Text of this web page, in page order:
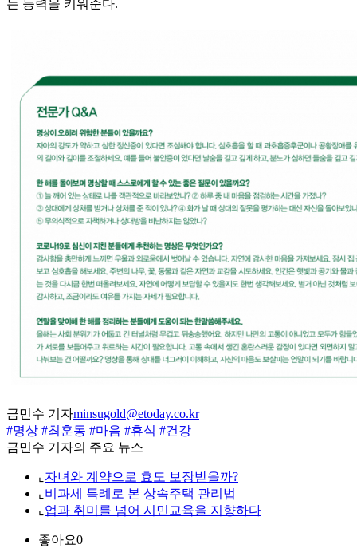
는 능력을 키워준다.
금민수 기자minsugold@etoday.co.kr
#명상 #최훈동 #마음 #휴식 #건강
금민수 기자의 주요 뉴스
⌞ 자녀와 계약으로 효도 보장받을까?
⌞ 비과세 특례로 본 상속주택 관리법
⌞ 업과 취미를 넘어 시민교육을 지향하다
좋아요0